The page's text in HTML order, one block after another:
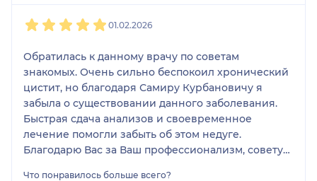
Считаю, что подход и
Врач не пытается
навязать услугу и даёт
выбор клиенту, что
редкость в наше время.
01.02.2026
Обратилась к данному врачу по советам
знакомых. Очень сильно беспокоил хронический
цистит, но благодаря Самиру Курбановичу я
забыла о существовании данного заболевания.
Быстрая сдача анализов и своевременное
лечение помогли забыть об этом недуге.
Благодарю Вас за Ваш профессионализм, советую
Что понравилось больше всего?